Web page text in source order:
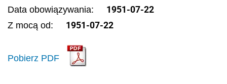
Data obowiązywania: 1951-07-22
Z mocą od: 1951-07-22
Pobierz PDF